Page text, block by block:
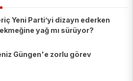
Yeni Parti’yi dizayn ederken
ekmeğine yağ mı sürüyor?
Güngen'e zorlu görev